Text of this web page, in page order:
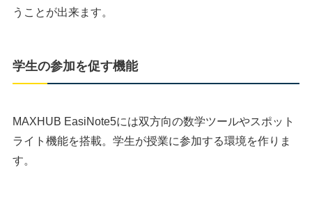
うことが出来ます。
学生の参加を促す機能
MAXHUB EasiNote5には双方向の数学ツールやスポット
ライト機能を搭載。学生が授業に参加する環境を作りま
す。